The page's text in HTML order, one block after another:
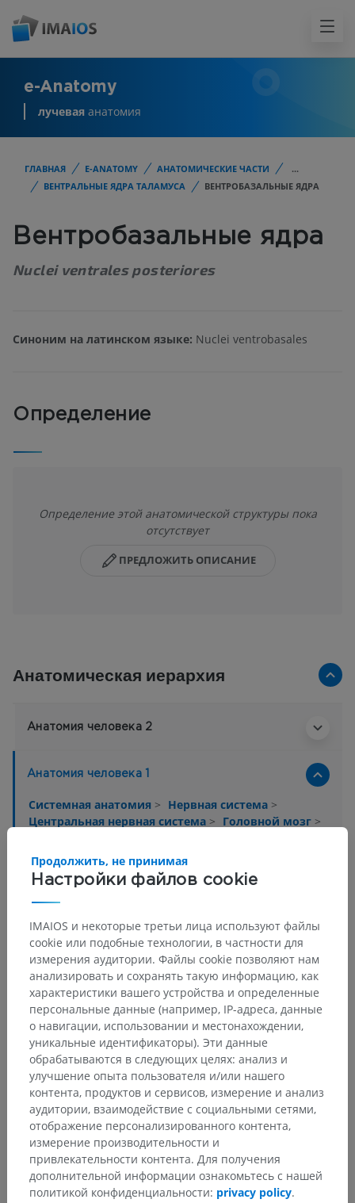
e-Anatomy
лучевая анатомия
ГЛАВНАЯ E-ANATOMY АНАТОМИЧЕСКИЕ ЧАСТИ
...
ВЕНТРАЛЬНЫЕ ЯДРА ТАЛАМУСА
ВЕНТРОБАЗАЛЬНЫЕ ЯДРА
Вентробазальные ядра
Nuclei ventrales posteriores
Синоним на латинском языке: Nuclei ventrobasales
Определение
Определение этой анатомической структуры пока
отсутствует
ПРЕДЛОЖИТЬ ОПИСАНИЕ
Анатомическая иерархия
Анатомия человека 2
Анатомия человека 1
Системная анатомия > Нервная система >
Центральная нервная система > Головной мозг >
Таламус
Вентральные ядра таламуса
Вентробазальные ядра
Основные структуры:
Заднелатеральное вентральное ядро
Заднемедиальное вентральное ядро
Переводы
Заметили ошибку?
Не стесняйтесь предложить поправку, свою версию
Настройки файлов cookie
Продолжить, не принимая
IMAIOS и некоторые третьи лица используют файлы
cookie или подобные технологии, в частности для
измерения аудитории. Файлы cookie позволяют нам
анализировать и сохранять такую информацию, как
характеристики вашего устройства и определенные
персональные данные (например, IP-адреса, данные
о навигации, использовании и местонахождении,
уникальные идентификаторы). Эти данные
обрабатываются в следующих целях: анализ и
улучшение опыта пользователя и/или нашего
контента, продуктов и сервисов, измерение и анализ
аудитории, взаимодействие с социальными сетями,
отображение персонализированного контента,
измерение производительности и
привлекательности контента. Для получения
дополнительной информации ознакомьтесь с нашей
политикой конфиденциальности: privacy policy.